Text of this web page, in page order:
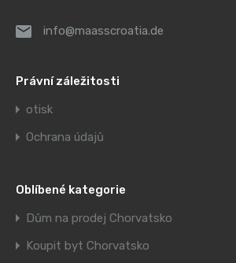
info@maasscroatia.de
Právní záležitosti
otisk
Ochrana údajů
Oblíbené kategorie
Dům na prodej Chorvatsko
Koupit byt Chorvatsko